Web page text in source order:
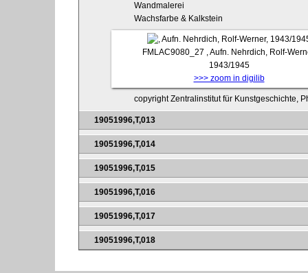
Wandmalerei
Wachsfarbe & Kalkstein
FMLAC9080_27 , Aufn. Nehrdich, Rolf-
1943/1945
>>> zoom in digilib
copyright Zentralinstitut für Kunstgeschichte,
19051996,T,013
19051996,T,014
19051996,T,015
19051996,T,016
19051996,T,017
19051996,T,018